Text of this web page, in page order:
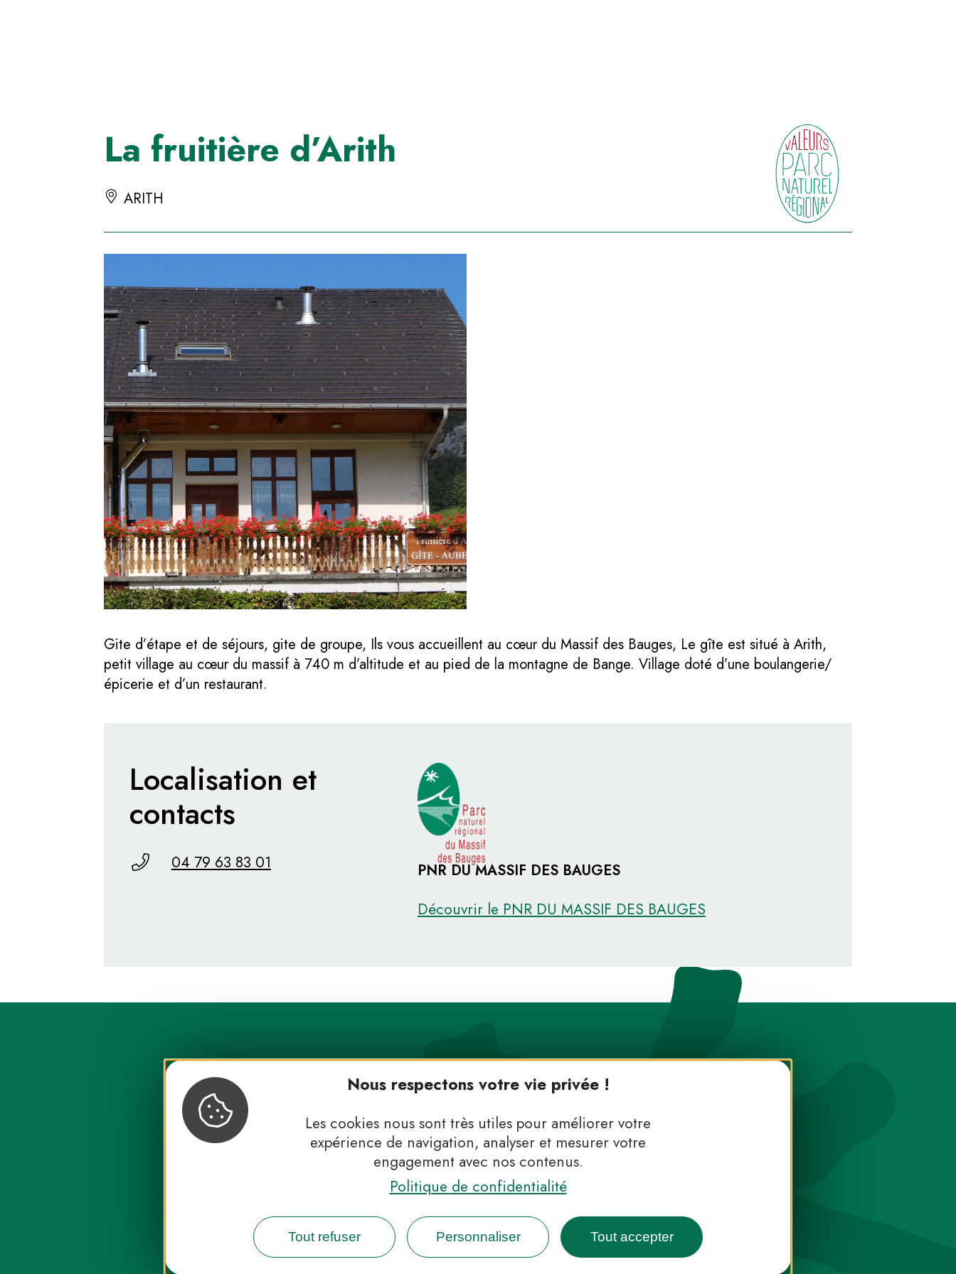
Nous respectons votre vie privée !
Les cookies nous sont très utiles pour améliorer votre
expérience de navigation, analyser et mesurer votre
engagement avec nos contenus.
Politique de confidentialité
Tout refuser Personnaliser Tout accepter
La fruitière d’Arith
ARITH
Gite d’étape et de séjours, gite de groupe, Ils vous accueillent au cœur du Massif des Bauges, Le gîte est situé à Arith,
petit village au cœur du massif à 740 m d’altitude et au pied de la montagne de Bange. Village doté d’une boulangerie/
épicerie et d’un restaurant.
Localisation et
contacts
04 79 63 83 01 PNR DU MASSIF DES BAUGES
Découvrir le PNR DU MASSIF DES BAUGES
Destination Parcs, de l’inspiration en toute saison
INFOS PRESSEFAQ NOUS CONTACTER NEWSLETTER